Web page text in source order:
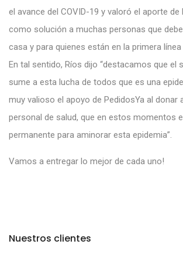
el avance del COVID-19 y valoró el aporte
como solución a muchas personas que
casa y para quienes están en la primera
En tal sentido, Ríos dijo “destacamos que el
sume a esta lucha de todos que es una
muy valioso el apoyo de PedidosYa al donar
personal de salud, que en estos momentos
permanente para aminorar esta epidemia”.
Vamos a entregar lo mejor de cada uno!
Nuestros clientes